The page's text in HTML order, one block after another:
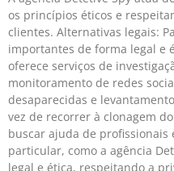
os princípios éticos e
clientes. Alternativas legais:
importantes de forma legal e
oferece serviços de
monitoramento de redes
desaparecidas e
vez de recorrer à clonagem
buscar ajuda de profissionais
particular, como a agência
legal e ética, respeitando a